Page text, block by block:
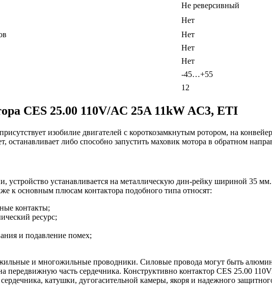
Не реверсивный
Нет
Нет
Нет
Нет
-45…+55
12
CES 25.00 110V/AC 25A 11kW AC3, ETI
изобилие двигателей с короткозамкнутым ротором, на
останавливает либо способно запустить маховик мотора в обратном
устройство устанавливается на металлическую дин-рейку шириной 35
к основным плюсам контактора подобного типа относят:
контакты;
ресурс;
и подавление помех;
и многожильные проводники. Силовые провода могут быть
передвижную часть сердечника. Конструктивно контактор CES 25.00
катушки, дугогасительной камеры, якоря и надежного